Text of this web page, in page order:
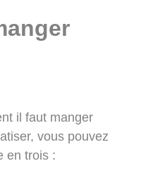
il faut manger
vous pouvez
en trois :